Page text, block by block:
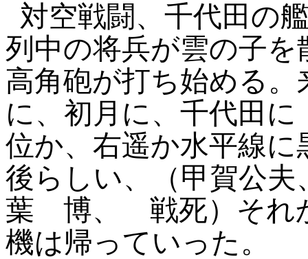
対空戦闘、千代田の
列中の将兵が雲の子
高角砲が打ち始める
に、初月に、千代田
位か、右遥か水平線
後らしい、（甲賀公夫
葉
博、 戦死）それ
機は帰っていった。